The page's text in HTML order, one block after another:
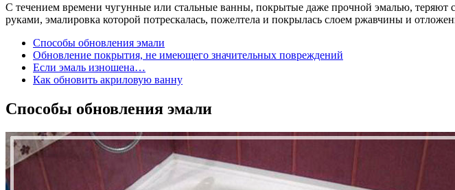
С течением времени чугунные или стальные ванны, покрытые даже прочной эмалью, теряют
руками, эмалировка которой потрескалась, пожелтела и покрылась слоем ржавчины и
Способы обновления эмали
Обновление покрытия, не имеющего значительных повреждений
Если эмаль изношена…
Как обновить акриловую ванну
Способы обновления эмали